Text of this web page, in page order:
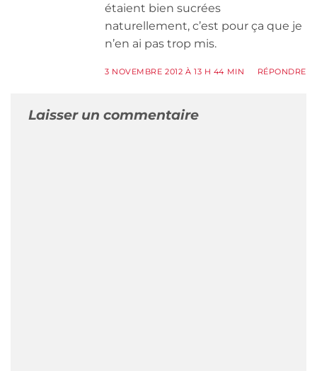
étaient bien sucrées
naturellement, c’est pour ça que je
n’en ai pas trop mis.
3 NOVEMBRE 2012 À 13 H 44 MIN RÉPONDRE
Laisser un commentaire